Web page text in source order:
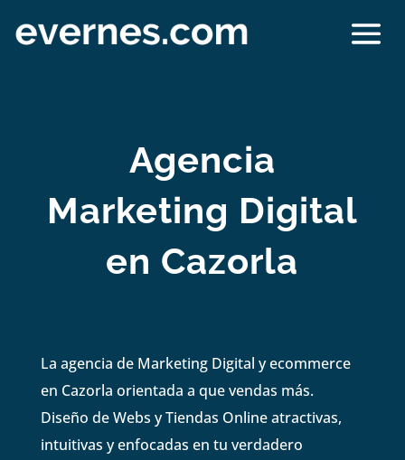
Agencia
Marketing Digital
en Cazorla
La agencia de Marketing Digital y ecommerce
en Cazorla orientada a que vendas más.
Diseño de Webs y Tiendas Online atractivas,
intuitivas y enfocadas en tu verdadero